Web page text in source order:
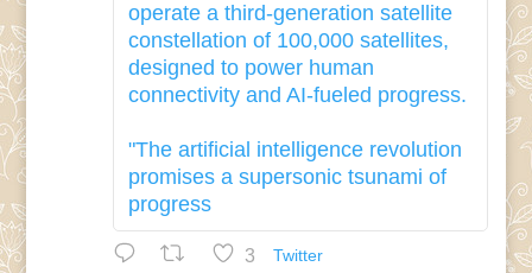
operate a third-generation satellite
constellation of 100,000 satellites,
designed to power human
connectivity and AI-fueled progress.
"The artificial intelligence revolution
promises a supersonic tsunami of
progress
3 Twitter